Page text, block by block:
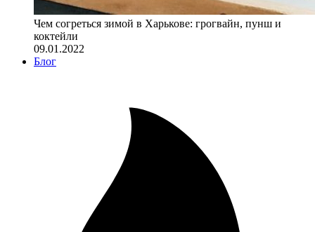
Чем согреться зимой в Харькове: грогвайн, пунш и
коктейли
09.01.2022
Блог